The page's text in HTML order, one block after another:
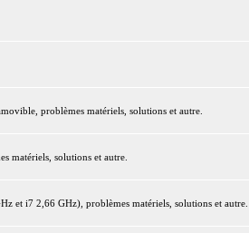
problèmes matériels, solutions et autre.
matériels, solutions et autre.
et i7 2,66 GHz), problèmes matériels, solutions et autre.